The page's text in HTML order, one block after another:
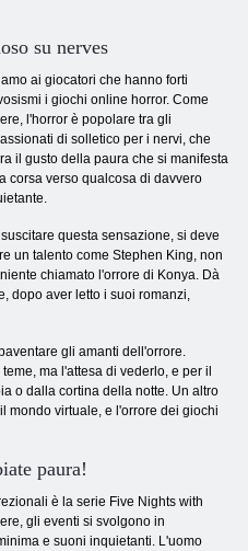
su nerves
ai giocatori che hanno forti
i giochi online horror. Come
l'horror è popolare tra gli
di solletico per i nervi, che
il gusto della paura che si manifesta
corsa verso qualcosa di davvero
suscitare questa sensazione, si deve
un talento come Stephen King, non
chiamato l'orrore di Konya. Dà
dopo aver letto i suoi romanzi,
gli amanti dell'orrore.
ma l'attesa di vederlo, e per il
o dalla cortina della notte. Un altro
mondo virtuale, e l'orrore dei giochi
paura!
è la serie Five Nights with
gli eventi si svolgono in
e suoni inquietanti. L'uomo